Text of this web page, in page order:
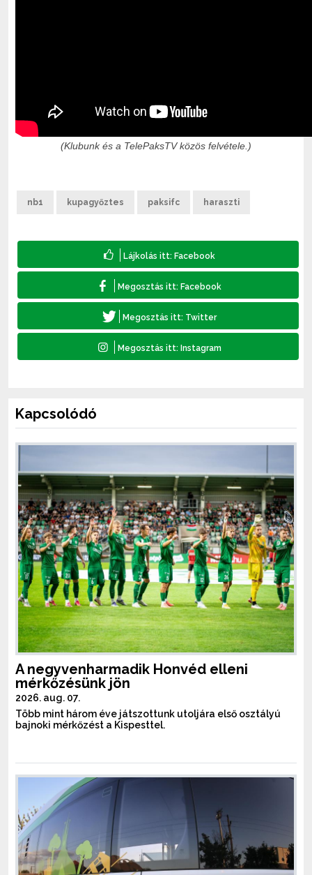
(Klubunk és a TelePaksTV közös felvétele.)
nb1 kupagyőztes paksifc haraszti
Kapcsolódó
A negyvenharmadik Honvéd elleni
mérkőzésünk jön
2026. aug. 07.
Több mint három éve játszottunk utoljára első osztályú
bajnoki mérkőzést a Kispesttel.